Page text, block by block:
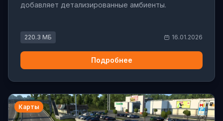
добавляет детализированные амбиенты.
220.3 МБ 16.01.2026
Подробнее
Карты